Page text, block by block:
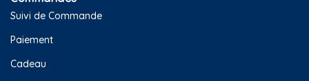
Suivi de Commande
Paiement
Cadeau